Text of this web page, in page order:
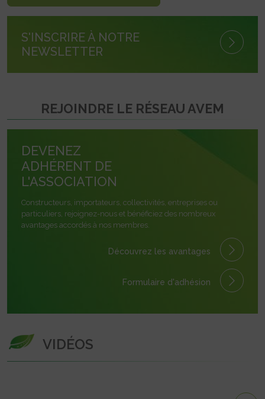
S'INSCRIRE À NOTRE
NEWSLETTER
REJOINDRE LE RÉSEAU AVEM
DEVENEZ
ADHÉRENT DE
L'ASSOCIATION
Constructeurs, importateurs, collectivités, entreprises ou
particuliers, rejoignez-nous et bénéficiez des nombreux
avantages accordés à nos membres.
Découvrez les avantages
Formulaire d'adhésion
VIDÉOS